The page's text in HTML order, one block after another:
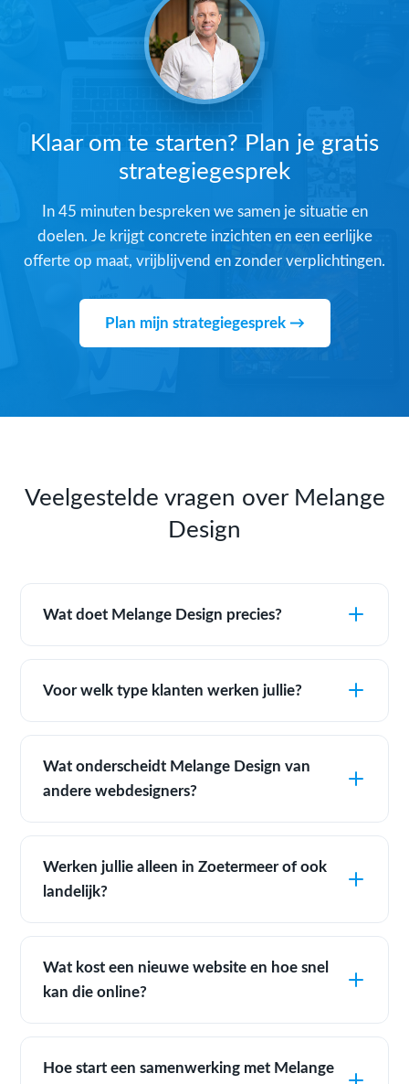
Klaar om te starten? Plan je gratis
strategiegesprek
In 45 minuten bespreken we samen je situatie en
doelen. Je krijgt concrete inzichten en een eerlijke
offerte op maat, vrijblijvend en zonder verplichtingen.
Plan mijn strategiegesprek →
Veelgestelde vragen over Melange
Design
Wat doet Melange Design precies?
Voor welk type klanten werken jullie?
Wat onderscheidt Melange Design van
andere webdesigners?
Werken jullie alleen in Zoetermeer of ook
landelijk?
Wat kost een nieuwe website en hoe snel
kan die online?
Hoe start een samenwerking met Melange